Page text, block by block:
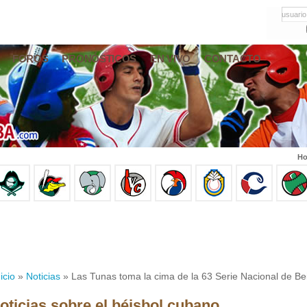
FOROS PRONÓSTICOS EN VIVO CONTACTO
» Noticias » Las Tunas toma la cima de la 63 Serie Nacional de